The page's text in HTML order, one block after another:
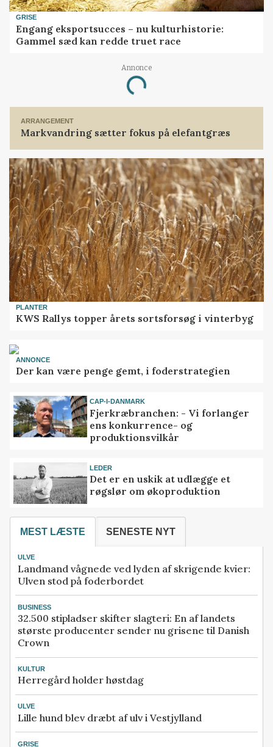
GRISE
Engang eksportsucces – nu kulturhistorie:
Gammel sæd kan redde truet race
Annonce
Loading...
ARRANGEMENT
Markvandring sætter fokus på elefantgræs
PLANTER
KWS Rallys topper årets sortsforsøg i vinterbyg
ANNONCE
Der kan være penge gemt, i foderstrategien
CAP-I-DANMARK
Fjerkræbranchen: - Vi forlanger
ens konkurrence- og
produktionsvilkår
LEDER
Det er en uskik at udlægge et
røgslør om økoproduktion
MEST LÆSTE SENESTE NYT
ULVE
Landmand vågnede ved lyden af skrigende kvier:
Ulven stod på foderbordet
BUSINESS
32.500 stipladser skifter slagteri: En af landets
største producenter sender nu grisene til Danish
Crown
KULTUR
Herregård holder høstdag
ULVE
Lille hund blev dræbt af ulv i Vestjylland
GRISE